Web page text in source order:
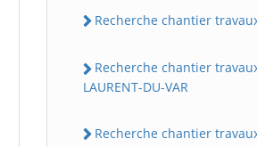
Recherche chantier
Recherche chantier
LAURENT-DU-VAR
Recherche chantier travaux